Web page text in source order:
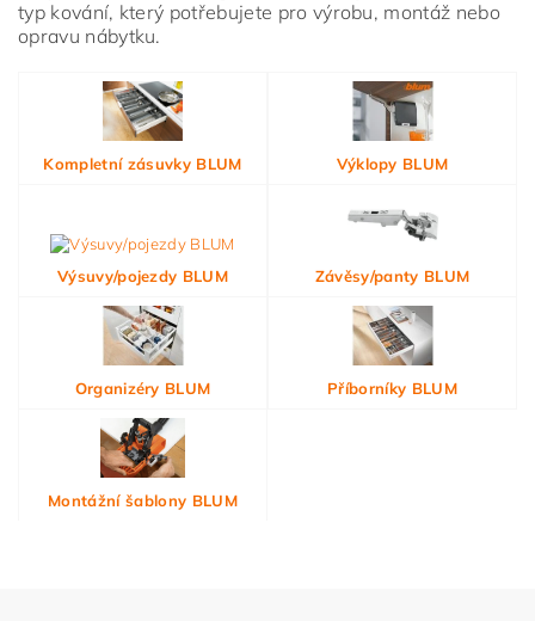
typ kování, který potřebujete pro výrobu, montáž nebo
opravu nábytku.
Kompletní zásuvky BLUM Výklopy BLUM
Výsuvy/pojezdy BLUM Závěsy/panty BLUM
Organizéry BLUM Příborníky BLUM
Montážní šablony BLUM